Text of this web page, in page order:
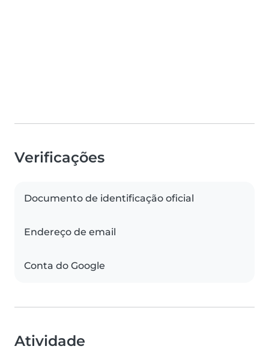
Verificações
Documento de identificação oficial
Endereço de email
Conta do Google
Atividade